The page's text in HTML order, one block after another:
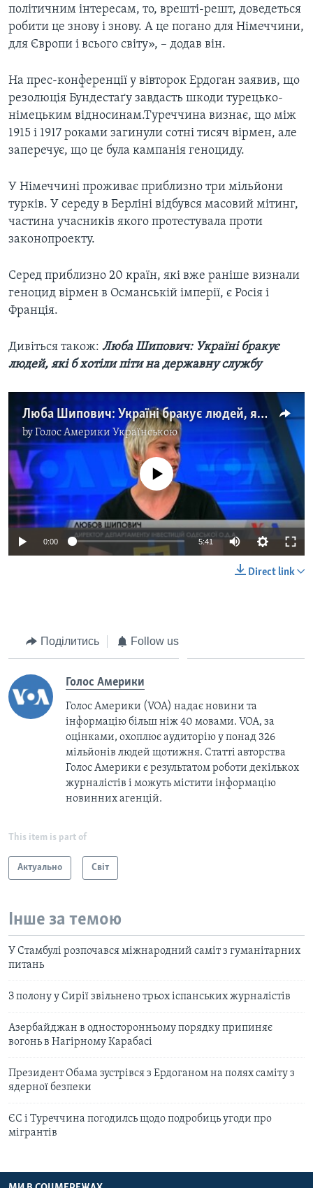
політичним інтересам, то, врешті-решт, доведеться
робити це знову і знову. А це погано для Німеччини,
для Європи і всього світу», – додав він.
На прес-конференції у вівторок Ердоган заявив, що
резолюція Бундестаґу завдасть шкоди турецько-
німецьким відносинам.Туреччина визнає, що між
1915 і 1917 роками загинули сотні тисяч вірмен, але
заперечує, що це була кампанія геноциду.
У Німеччині проживає приблизно три мільйони
турків. У середу в Берліні відбувся масовий мітинг,
частина учасників якого протестувала проти
законопроекту.
Серед приблизно 20 країн, які вже раніше визнали
геноцид вірмен в Османській імперії, є Росія і
Франція.
Дивіться також: Люба Шипович: Україні бракує
людей, які б хотіли піти на державну службу
Люба Шипович: Україні бракує людей, які б хотіли піти на державну службу. Відео
byГолос Америки Українською
No media source currently available
0:00 5:41
Direct link
Поділитись Follow us
Голос Америки
Голос Америки (VOA) надає новини та
інформацію більш ніж 40 мовами. VOA, за
оцінками, охоплює аудиторію у понад 326
мільйонів людей щотижня. Статті авторства
Голос Америки є результатом роботи декількох
журналістів і можуть містити інформацію
новинних агенцій.
This item is part of
Актуально Світ
Інше за темою
У Стамбулі розпочався міжнародний саміт з гуманітарних
питань
З полону у Сирії звільнено трьох іспанських журналістів
Азербайджан в односторонньому порядку припиняє
вогонь в Нагірному Карабасі
Президент Обама зустрівся з Ердоганом на полях саміту з
ядерної безпеки
ЄС і Туреччина погодилсь щодо подробиць угоди про
мігрантів